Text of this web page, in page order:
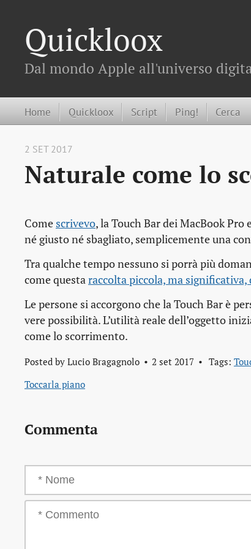
Quickloox
Dal mondo Apple all'universo
Home Quickloox Script Ping! Cerca
2 SET 2017
Naturale come lo
Come scrivevo, la Touch Bar dei MacBook
né giusto né sbagliato, semplicemente una
Tra qualche tempo nessuno si porrà più
come questaraccolta piccola, ma
Le persone si accorgono che la Touch Bar è
vere possibilità. L’utilità reale dell’oggetto
come lo scorrimento.
Posted by Lucio Bragagnolo 2 set 2017 Tags:
Toccarla piano
Commenta